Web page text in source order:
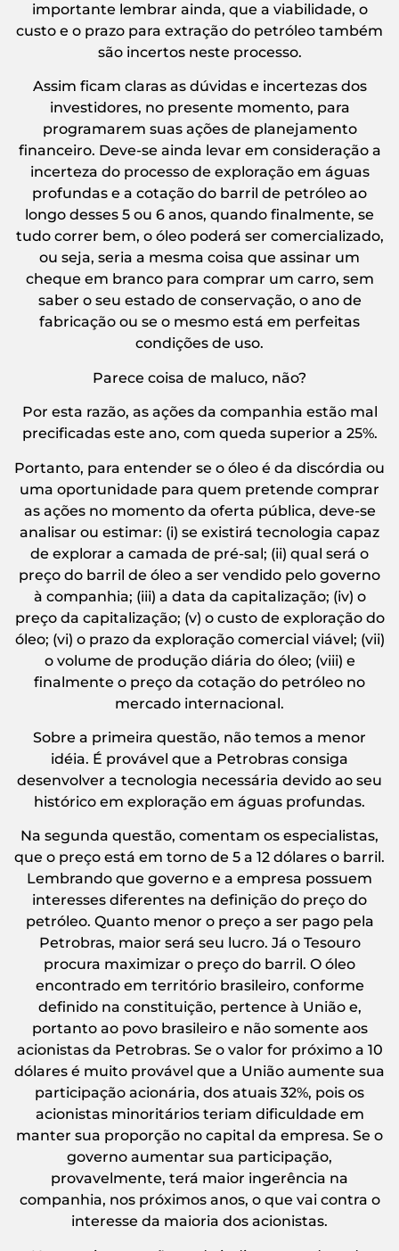
importante lembrar ainda, que a viabilidade, o
custo e o prazo para extração do petróleo também
são incertos neste processo.
Assim ficam claras as dúvidas e incertezas dos
investidores, no presente momento, para
programarem suas ações de planejamento
financeiro. Deve-se ainda levar em consideração a
incerteza do processo de exploração em águas
profundas e a cotação do barril de petróleo ao
longo desses 5 ou 6 anos, quando finalmente, se
tudo correr bem, o óleo poderá ser comercializado,
ou seja, seria a mesma coisa que assinar um
cheque em branco para comprar um carro, sem
saber o seu estado de conservação, o ano de
fabricação ou se o mesmo está em perfeitas
condições de uso.
Parece coisa de maluco, não?
Por esta razão, as ações da companhia estão mal
precificadas este ano, com queda superior a 25%.
Portanto, para entender se o óleo é da discórdia ou
uma oportunidade para quem pretende comprar
as ações no momento da oferta pública, deve-se
analisar ou estimar: (i) se existirá tecnologia capaz
de explorar a camada de pré-sal; (ii) qual será o
preço do barril de óleo a ser vendido pelo governo
à companhia; (iii) a data da capitalização; (iv) o
preço da capitalização; (v) o custo de exploração do
óleo; (vi) o prazo da exploração comercial viável; (vii)
o volume de produção diária do óleo; (viii) e
finalmente o preço da cotação do petróleo no
mercado internacional.
Sobre a primeira questão, não temos a menor
idéia. É provável que a Petrobras consiga
desenvolver a tecnologia necessária devido ao seu
histórico em exploração em águas profundas.
Na segunda questão, comentam os especialistas,
que o preço está em torno de 5 a 12 dólares o barril.
Lembrando que governo e a empresa possuem
interesses diferentes na definição do preço do
petróleo. Quanto menor o preço a ser pago pela
Petrobras, maior será seu lucro. Já o Tesouro
procura maximizar o preço do barril. O óleo
encontrado em território brasileiro, conforme
definido na constituição, pertence à União e,
portanto ao povo brasileiro e não somente aos
acionistas da Petrobras. Se o valor for próximo a 10
dólares é muito provável que a União aumente sua
participação acionária, dos atuais 32%, pois os
acionistas minoritários teriam dificuldade em
manter sua proporção no capital da empresa. Se o
governo aumentar sua participação,
provavelmente, terá maior ingerência na
companhia, nos próximos anos, o que vai contra o
interesse da maioria dos acionistas.